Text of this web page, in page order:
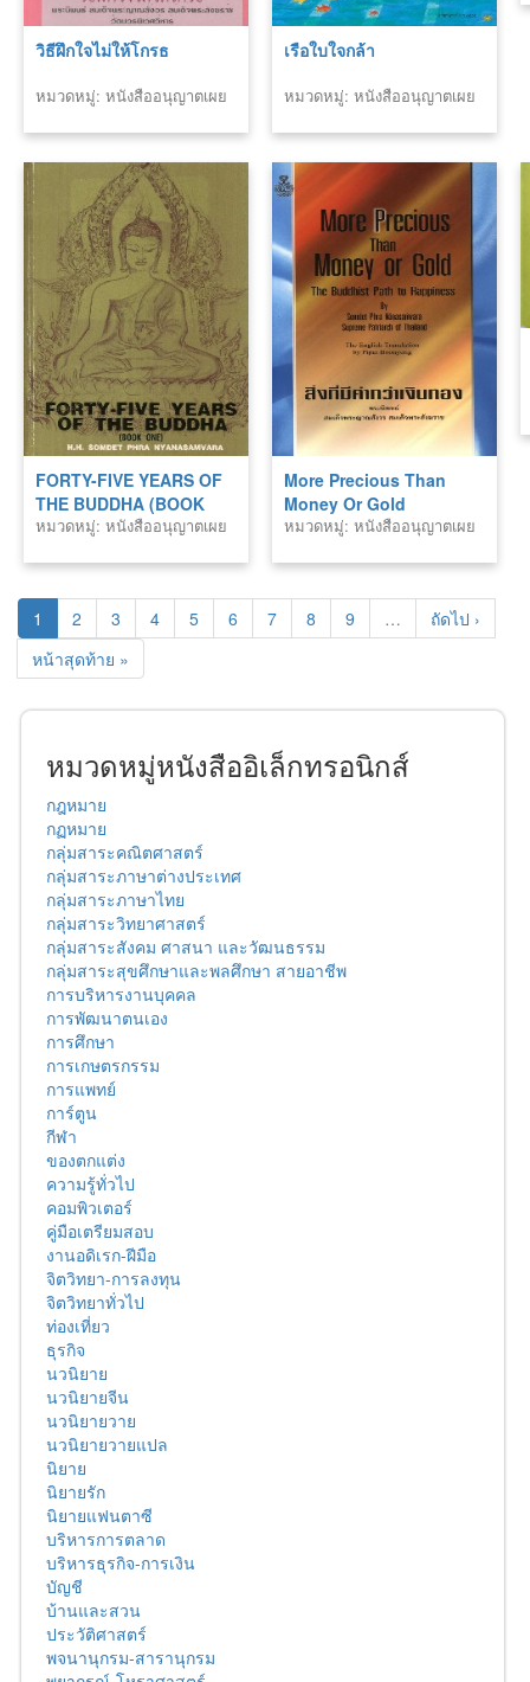
วิธีฝึกใจไม่ให้โกรธ
หมวดหมู่: หนังสืออนุญาตเผย
เรือใบใจกล้า
หมวดหมู่: หนังสืออนุญาตเผย
FORTY-FIVE YEARS OF
THE BUDDHA (BOOK
ONE)
หมวดหมู่: หนังสืออนุญาตเผย
More Precious Than
Money Or Gold
หมวดหมู่: หนังสืออนุญาตเผย
1 2 3 4 5 6 7 8 9 …
ถัดไป ›
หน้าสุดท้าย »
หมวดหมู่หนังสืออิเล็กทรอนิกส์
กฎหมาย
กฏหมาย
กลุ่มสาระคณิตศาสตร์
กลุ่มสาระภาษาต่างประเทศ
กลุ่มสาระภาษาไทย
กลุ่มสาระวิทยาศาสตร์
กลุ่มสาระสังคม ศาสนา และวัฒนธรรม
กลุ่มสาระสุขศึกษาและพลศึกษา สายอาชีพ
การบริหารงานบุคคล
การพัฒนาตนเอง
การศึกษา
การเกษตรกรรม
การแพทย์
การ์ตูน
กีฬา
ของตกแต่ง
ความรู้ทั่วไป
คอมพิวเตอร์
คู่มือเตรียมสอบ
งานอดิเรก-ฝีมือ
จิตวิทยา-การลงทุน
จิตวิทยาทั่วไป
ท่องเที่ยว
ธุรกิจ
นวนิยาย
นวนิยายจีน
นวนิยายวาย
นวนิยายวายแปล
นิยาย
นิยายรัก
นิยายแฟนตาซี
บริหารการตลาด
บริหารธุรกิจ-การเงิน
บัญชี
บ้านและสวน
ประวัติศาสตร์
พจนานุกรม-สารานุกรม